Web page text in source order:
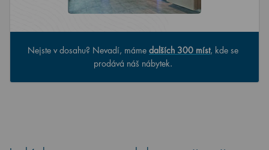
Nejste v dosahu? Nevadí, máme dalších 300 míst, kde se
prodává náš nábytek.